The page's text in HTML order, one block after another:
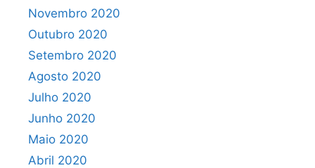
Novembro 2020
Outubro 2020
Setembro 2020
Agosto 2020
Julho 2020
Junho 2020
Maio 2020
Abril 2020